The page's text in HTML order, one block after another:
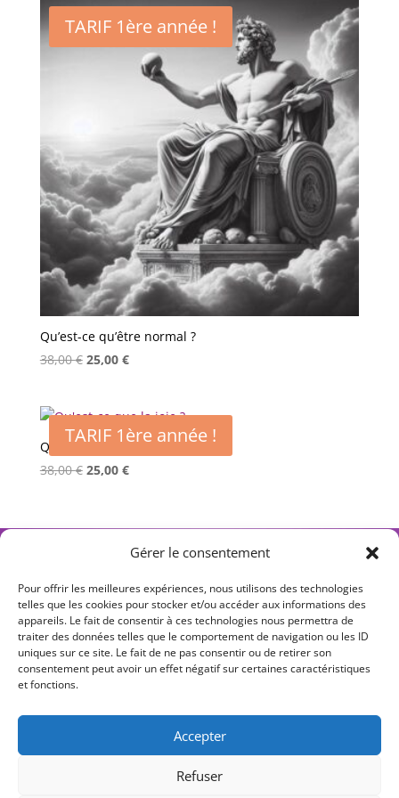
Gérer le consentement
Pour offrir les meilleures expériences, nous utilisons des technologies
telles que les cookies pour stocker et/ou accéder aux informations des
appareils. Le fait de consentir à ces technologies nous permettra de
traiter des données telles que le comportement de navigation ou les ID
uniques sur ce site. Le fait de ne pas consentir ou de retirer son
consentement peut avoir un effet négatif sur certaines caractéristiques
et fonctions.
Accepter
Refuser
était :
38,00 €.
est :
25,00 €.
TARIF 1ère année !
Qu’est-ce qu’être normal ?
38,00€ Le
était :
38,00 €.
25,00 €Le
est :
25,00 €.
TARIF 1ère année !
Qu’est-ce que la joie ?
38,00€ Le
était :
38,00 €.
25,00 €Le
est :
25,00 €.
S T Y L O S O P H I E
Ateliers d’écriture philosophique
1b cité Griset, 75011 Paris